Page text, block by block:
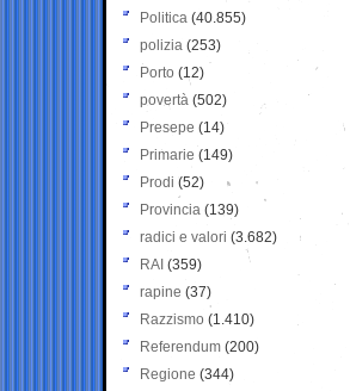
Politica (40.855)
polizia (253)
Porto (12)
povertà (502)
Presepe (14)
Primarie (149)
Prodi (52)
Provincia (139)
radici e valori (3.682)
RAI (359)
rapine (37)
Razzismo (1.410)
Referendum (200)
Regione (344)